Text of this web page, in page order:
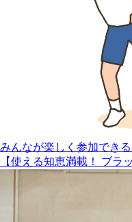
みんなが楽しく参加でき
【使える知恵満載！ ブラ